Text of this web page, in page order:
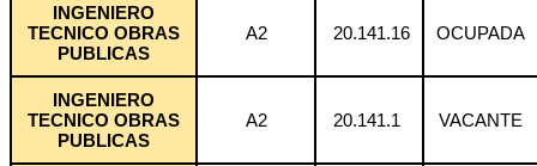
INGENIERO
TECNICO OBRAS
PUBLICAS
A2 20.141.16 OCUPADA
INGENIERO
TECNICO OBRAS
PUBLICAS
A2 20.141.1 VACANTE